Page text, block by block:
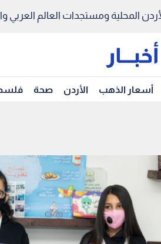
المحلية ومستجدات العالم العربي
أسعار الذهب الأردن صحة